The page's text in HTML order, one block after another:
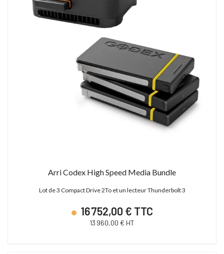
Arri Codex High Speed Media Bundle
Lot de 3 Compact Drive 2To et un lecteur Thunderbolt 3
16 752,00 € TTC
13 960,00 € HT